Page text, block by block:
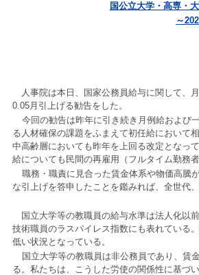
国公立大学・高専・
～
人事院は本日、国家公務員給与に関して、
0.05月引上げる勧告をした。
今回の勧告は昨年に引き続き月例給および
る人材確保の課題をふまえて初任給において
中高齢層においても昨年を上回る改定となっ
給についても民間の再雇用（フルタイム勤務
職務・職責に見合った賃金体系や物価高騰
な引上げを答申したことを鑑みれば、全世代
国立大学等の教職員の給与水準は法人化以
技術職員のラスパイレス指数にも表れている
低い状況となっている。
国立大学等の教職員は非公務員であり、賃
る。私たちは、こうした労使の関係性に基づ